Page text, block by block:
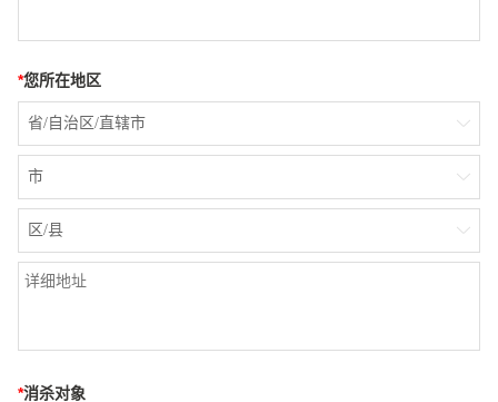
*您所在地区
省/自治区/直辖市 
市 
区/县 
*消杀对象